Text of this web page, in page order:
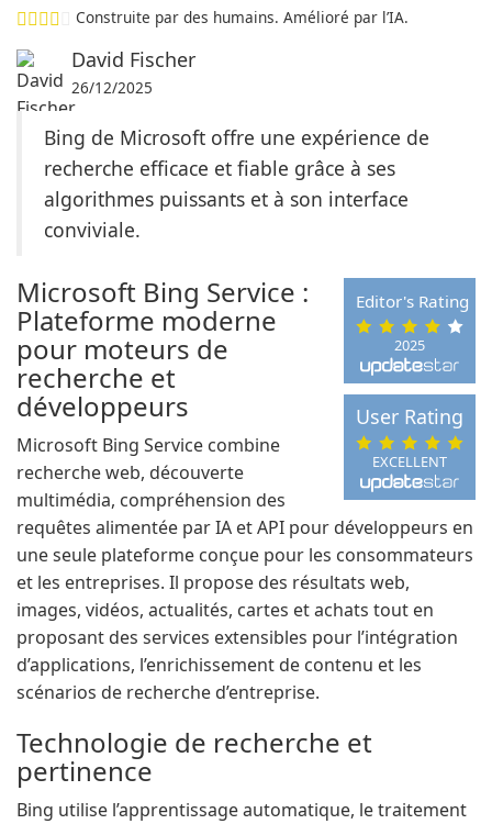
Construite par des humains. Amélioré par l’IA.
David Fischer
26/12/2025
Bing de Microsoft offre une expérience de
recherche efficace et fiable grâce à ses
algorithmes puissants et à son interface
conviviale.
2025
Editor's Rating
EXCELLENT
User Rating
Microsoft Bing Service :
Plateforme moderne
pour moteurs de
recherche et
développeurs
Microsoft Bing Service combine
recherche web, découverte
multimédia, compréhension des
requêtes alimentée par IA et API pour développeurs en
une seule plateforme conçue pour les consommateurs
et les entreprises. Il propose des résultats web,
images, vidéos, actualités, cartes et achats tout en
proposant des services extensibles pour l’intégration
d’applications, l’enrichissement de contenu et les
scénarios de recherche d’entreprise.
Technologie de recherche et
pertinence
Bing utilise l’apprentissage automatique, le traitement